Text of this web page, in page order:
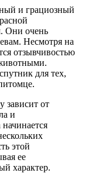
и грациозный
Они очень
Несмотря на
отзывчивостью
для тех,
зависит от
и
этой
ее
характер.